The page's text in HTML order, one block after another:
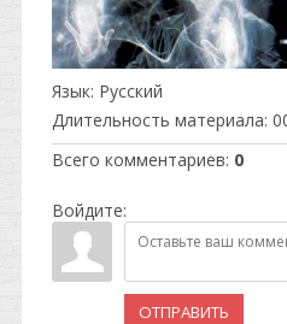
Язык: Русский
Длительность материала:
Всего комментариев: 0
Войдите:
ОТПРАВИТЬ